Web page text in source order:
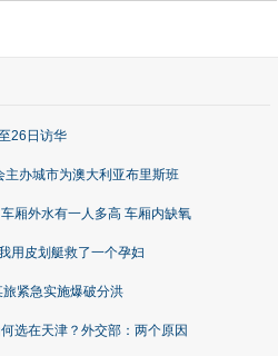
26日访华
办城市为澳大利亚布里斯班
厢外水有一人多高 车厢内缺氧
用皮划艇救了一个孕妇
紧急实施爆破分洪
选在天津？外交部：两个原因